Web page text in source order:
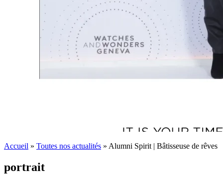
Accueil » Toutes nos actualités » Alumni Spirit | Bâtisseuse de rêves
portrait